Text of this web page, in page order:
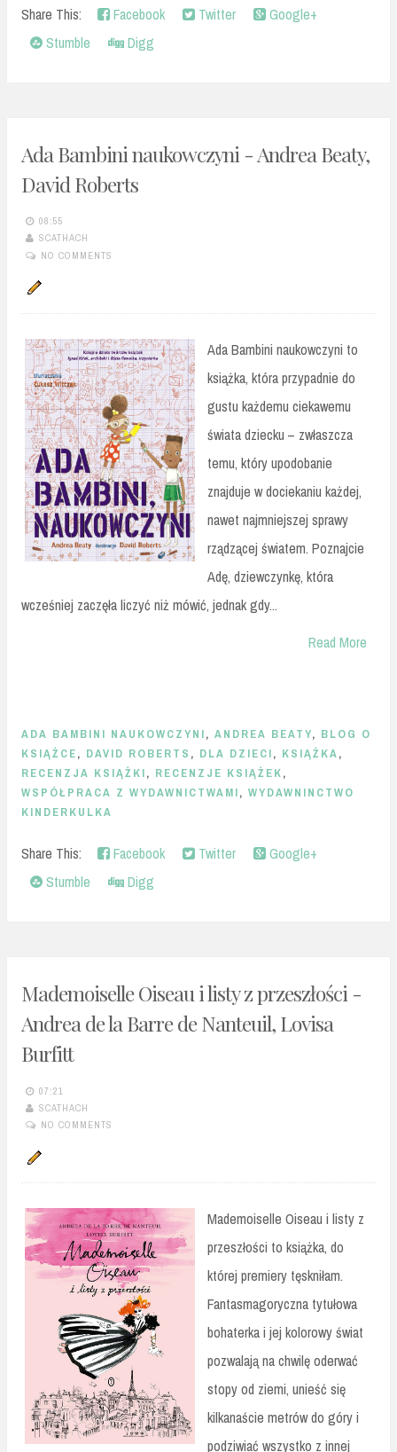
Share This: Facebook Twitter
Google+
Stumble
Digg
Ada Bambini naukowczyni - Andrea Beaty,
David Roberts
08:55
SCATHACH
NO COMMENTS
Ada Bambini naukowczyni to
książka, która przypadnie do
gustu każdemu ciekawemu
świata dziecku – zwłaszcza
temu, który upodobanie
znajduje w dociekaniu każdej,
nawet najmniejszej sprawy
rządzącej światem. Poznajcie
Adę, dziewczynkę, która
wcześniej zaczęła liczyć niż mówić, jednak gdy...
Read More
ADA BAMBINI NAUKOWCZYNI, ANDREA BEATY, BLOG O
KSIĄŻCE, DAVID ROBERTS , DLA DZIECI, KSIĄŻKA,
RECENZJA KSIĄŻKI, RECENZJE KSIĄŻEK,
WSPÓŁPRACA Z WYDAWNICTWAMI, WYDAWNINCTWO
KINDERKULKA
Share This: Facebook Twitter
Google+
Stumble
Digg
Mademoiselle Oiseau i listy z przeszłości -
Andrea de la Barre de Nanteuil, Lovisa
Burfitt
07:21
SCATHACH
NO COMMENTS
Mademoiselle Oiseau i listy z
przeszłości to książka, do
której premiery tęskniłam.
Fantasmagoryczna tytułowa
bohaterka i jej kolorowy świat
pozwalają na chwilę oderwać
stopy od ziemi, unieść się
kilkanaście metrów do góry i
podziwiać wszystko z innej